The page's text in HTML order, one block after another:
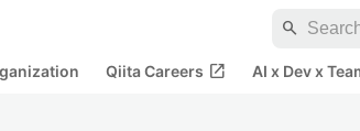
search
Qiita Careers open_in_new AI x Dev x